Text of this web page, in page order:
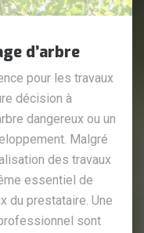
d’arbre
pour les travaux
décision à
dangereux ou un
Malgré
des travaux
essentiel de
du prestataire. Une
sont